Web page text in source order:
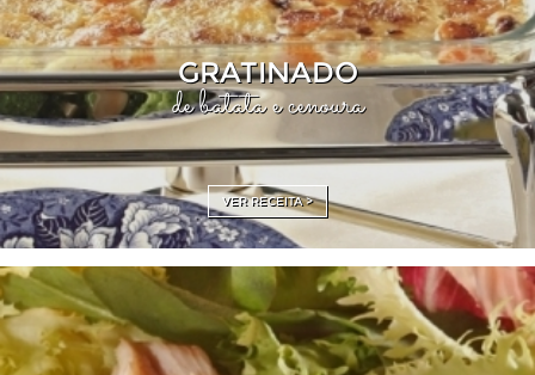
GRATINADO
de batata e cenoura
VER RECEITA >